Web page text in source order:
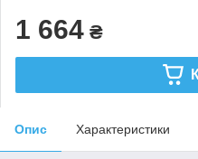
1 664 ₴
Опис Характеристики